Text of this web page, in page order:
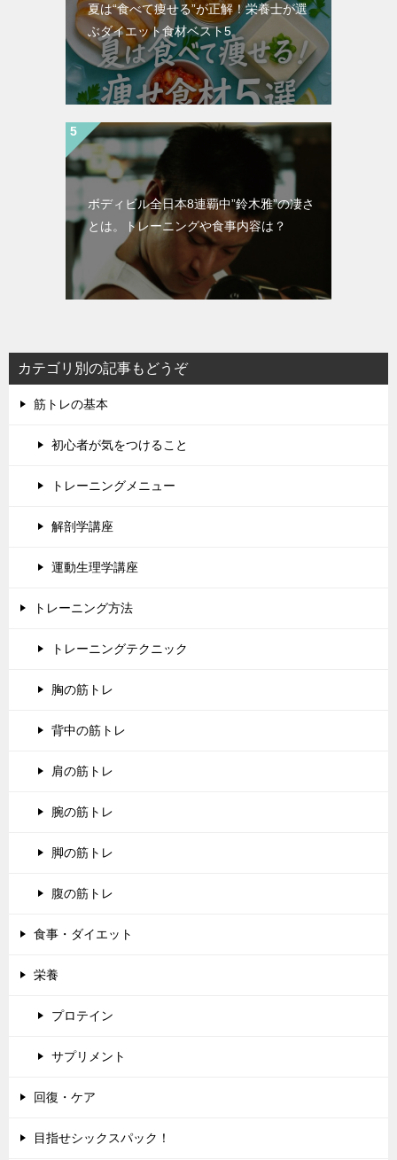
夏は“食べて痩せる”が正解！栄養士が選
ぶダイエット食材ベスト5
ボディビル全日本8連覇中”鈴木雅”の凄さ
とは。トレーニングや食事内容は？
カテゴリ別の記事もどうぞ
筋トレの基本
初心者が気をつけること
トレーニングメニュー
解剖学講座
運動生理学講座
トレーニング方法
トレーニングテクニック
胸の筋トレ
背中の筋トレ
肩の筋トレ
腕の筋トレ
脚の筋トレ
腹の筋トレ
食事・ダイエット
栄養
プロテイン
サプリメント
回復・ケア
目指せシックスパック！